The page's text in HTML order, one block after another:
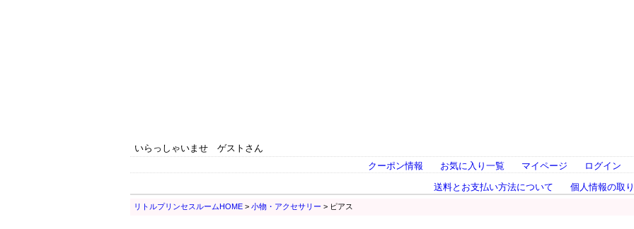
いらっしゃいませ ゲストさん
クーポン情報
お気に入り一覧 マイページ
ログイン
送料とお支払い方法について
個人情報の取
リトルプリンセスルームHOME > 小物・アクセサリー > ピアス